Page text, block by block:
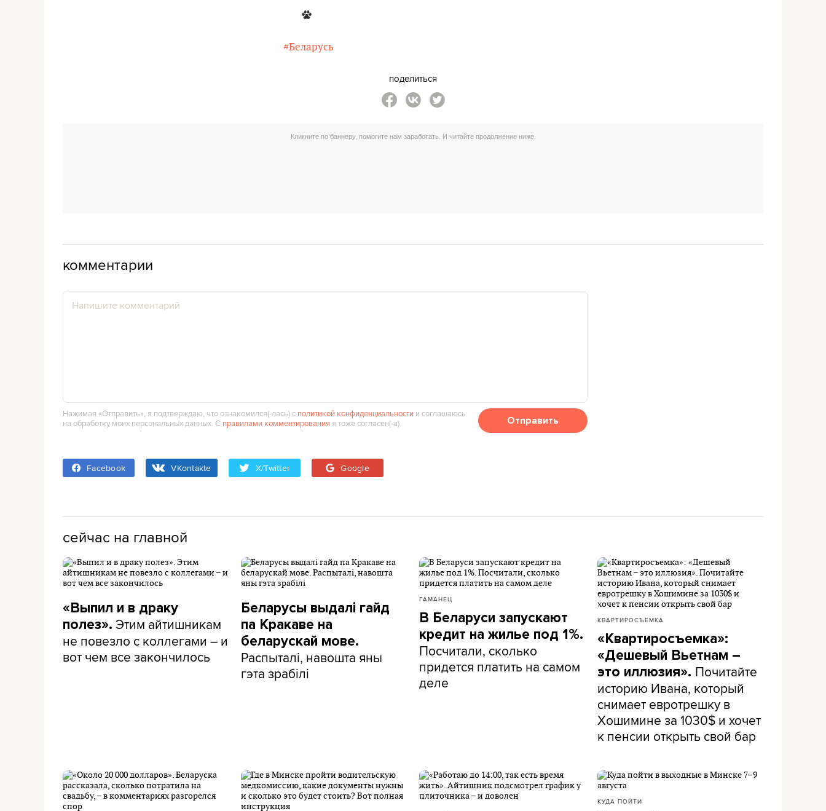
#Беларусь
поделиться
комментарии
Нажимая «Отправить», я подтверждаю, что ознакомился(‑лась) с политикой конфиденциальности и соглашаюсь
на обработку моих персональных данных. С правилами комментирования я тоже согласен(‑а). Отправить
Facebook VKontakte X/Twitter Google
сейчас на главной
«Выпил и в драку
полез». Этим айтишникам
не повезло с коллегами – и
вот чем все закончилось
Беларусы выдалі гайд
па Кракаве на
беларускай мове.
Распыталі, навошта яны
гэта зрабілі
ГАМАНЕЦ
В Беларуси запускают
кредит на жилье под 1%.
Посчитали, сколько
придется платить на самом
деле
КВАРТИРОСЪЕМКА
«Квартиросъемка»:
«Дешевый Вьетнам –
это иллюзия». Почитайте
историю Ивана, который
снимает евротрешку в
Хошимине за 1030$ и хочет
к пенсии открыть свой бар
КУДА ПОЙТИ